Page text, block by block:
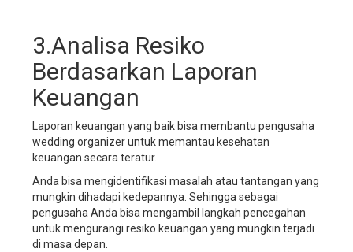
3.Analisa Resiko
Berdasarkan Laporan
Keuangan
Laporan keuangan yang baik bisa membantu pengusaha
wedding organizer untuk memantau kesehatan
keuangan secara teratur.
Anda bisa mengidentifikasi masalah atau tantangan yang
mungkin dihadapi kedepannya. Sehingga sebagai
pengusaha Anda bisa mengambil langkah pencegahan
untuk mengurangi resiko keuangan yang mungkin terjadi
di masa depan.
wedding
organizer,
aplikasi
manajemen
service,
aplikasi
manajemen
wedding
planner,
sistem
manajemen